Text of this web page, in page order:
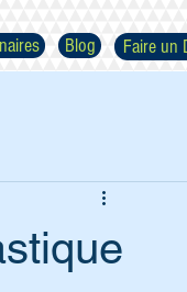
Blog Faire un